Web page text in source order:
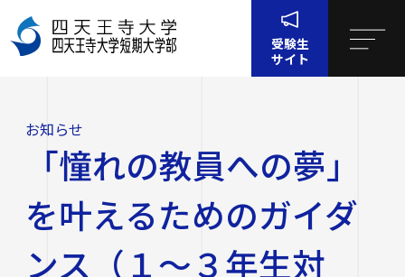
受験生
サイト
四天王寺大学について
四天王寺大学について
四天王寺大学の概要
大学・大学院・短大
せ
お知らせ
「憧れの教員への夢」
を叶えるためのガイダ
ンス（１～３年生対